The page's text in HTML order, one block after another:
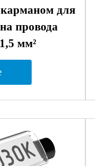
для
провода
мм²